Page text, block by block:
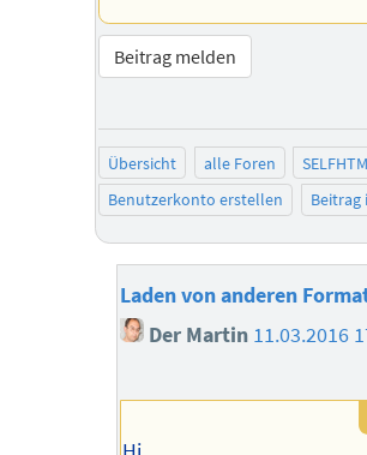
Beitrag melden
Übersicht alle Foren
Benutzerkonto erstellen
Beitrag
Laden von anderen
Der Martin 11.03.2016